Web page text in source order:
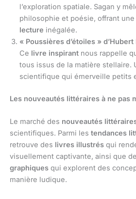
l’exploration spatiale. Sagan y
philosophie et poésie, offrant une
lecture inégalée.
« Poussières d’étoiles »
Ce livre inspirant nous rappelle
tous issus de la matière stellaire.
scientifique qui émerveille petits
Les nouveautés littéraires à ne pas
Le marché des nouveautés
scientifiques. Parmi les tendances
retrouve des livres illustrés qui
visuellement captivante, ainsi que
graphiques qui explorent des
manière ludique.